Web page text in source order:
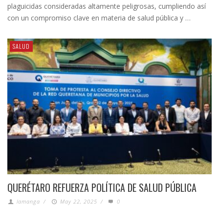
plaguicidas consideradas altamente peligrosas, cumpliendo así
con un compromiso clave en materia de salud pública y …
SALUD
QUERÉTARO REFUERZA POLÍTICA DE SALUD PÚBLICA
lamanga / May 22, 2025 / 0